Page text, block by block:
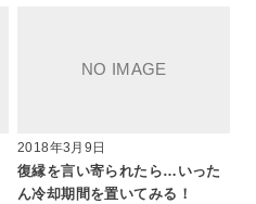
2018年3月9日
復縁を言い寄られたら…いった
ん冷却期間を置いてみる！